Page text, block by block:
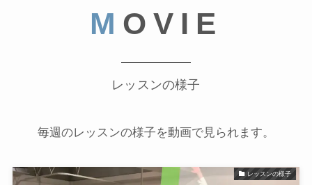
M OVIE
レッスンの様子
毎週のレッスンの様子を動画で見られます。
レッスンの様子